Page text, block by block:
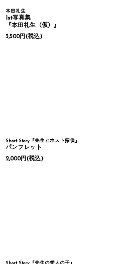
本田礼生
1st写真集
『本田礼生（仮）』
3,500円(税込)
Short Story『先生とホスト探偵』
パンフレット
2,000円(税込)